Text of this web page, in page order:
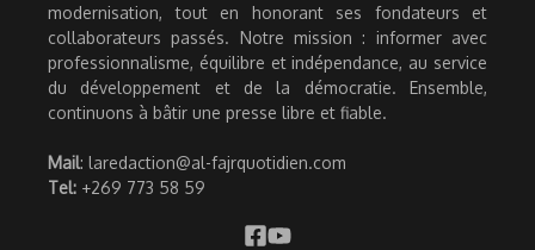
modernisation, tout en honorant ses fondateurs et
collaborateurs passés. Notre mission : informer avec
professionnalisme, équilibre et indépendance, au service
du développement et de la démocratie. Ensemble,
continuons à bâtir une presse libre et fiable.
Mail: laredaction@al-fajrquotidien.com
Tel: +269 773 58 59